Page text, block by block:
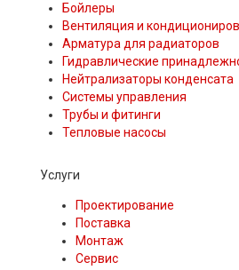
Бойлеры
Вентиляция и
Арматура для радиаторов
Гидравлические
Нейтрализаторы конденсата
Системы управления
Трубы и фитинги
Тепловые насосы
Услуги
Проектирование
Поставка
Монтаж
Сервис